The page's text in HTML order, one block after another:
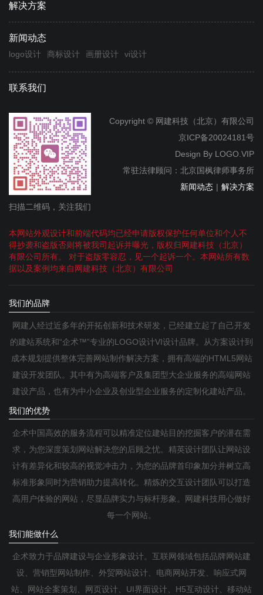
解决方案
新闻动态
logo设计 商标设计 画册设计 vi设计
联系我们
扫描二维码，关注我们
Copyright © 网建科技（北京）有限公司
京ICP备20024181号
Design By LOGO.VIP
常驻法律顾问：北京国枫律师事务所
新闻动态 | 解决方案
本网站外观设计和前端代码均已经申请版权保护任何单位和个人不
得抄袭和盗版否则将被我司起诉并曝光，版权归网建科技（北京）
有限公司所有。 对于盗版零容忍，见一个起诉一个。本网站所有数
据以及案例均来自网建科技（北京）有限公司
我们的品牌
网建人经过近多年的开拓创新和技术研发，已经建立起了自己开发
的建站系统和“企术™”专业的LOGO设计VI设计品牌。从方案设计到
成本规划提供整体完善网站制作解决方案，拥有高端的HTML5网站
建设开发团队。其中有为高端客户及集团型大企业服务的高端网站
建设产品，也有为中小企业及创业型企业服务的定制化建站产品。
我们的优势
企术中国高效的服务流程可以精准定位建站目的挖掘客户的潜在需
求，为您深度策划网站解决您的后顾之忧。精英设计团队让网站设
计有差异化和较高的视觉冲击力，为您的品牌首印象加分并树立高
标准形象同时为营销助力提高转化。精炼的交互设计团队可以打造
高用户体验的网站，尽显品牌实力与标杆形象。网建科技用心做好
每一个网站。
我们能做什么
企术致力于品牌建设与企业形象设计。互联网领域包括品牌网站建
设、营销型网站制作、外贸网站设计、电商网站开发、响应式网
站、网站全案策划、网页设计、UI界面设计、H5互动设计、移动站